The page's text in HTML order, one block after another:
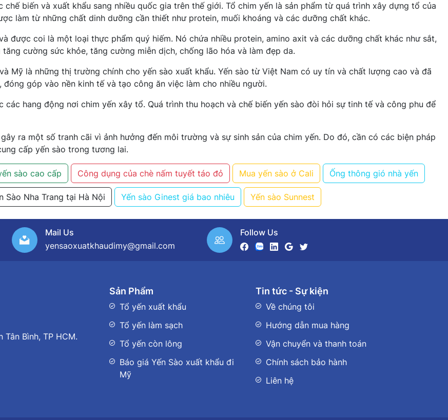
biến và xuất khẩu sang nhiều quốc gia trên thế giới. Tổ chim yến là sản phẩm từ quá trình xây dựng tổ của
làm từ những chất dinh dưỡng cần thiết như protein, muối khoáng và các dưỡng chất khác.
được coi là một loại thực phẩm quý hiếm. Nó chứa nhiều protein, amino axit và các dưỡng chất khác như sắt,
cường sức khỏe, tăng cường miễn dịch, chống lão hóa và làm đẹp da.
Mỹ là những thị trường chính cho yến sào xuất khẩu. Yến sào từ Việt Nam có uy tín và chất lượng cao và đã
góp vào nền kinh tế và tạo công ăn việc làm cho nhiều người.
hang động nơi chim yến xây tổ. Quá trình thu hoạch và chế biến yến sào đòi hỏi sự tinh tế và công phu để
ra một số tranh cãi vì ảnh hưởng đến môi trường và sự sinh sản của chim yến. Do đó, cần có các biện pháp
cấp yến sào trong tương lai.
sào cao cấp Công dụng của chè nấm tuyết táo đỏ Mua yến sào ở Cali Ống thông gió nhà yến
Sào Nha Trang tại Hà Nội Yến sào Ginest giá bao nhiêu Yến sào Sunnest
Mail Us
yensaoxuatkhaudimy@gmail.com
Follow Us
Tân Bình, TP HCM.
Sản Phẩm
Tổ yến xuất khẩu
Tổ yến làm sạch
Tổ yến còn lông
Báo giá Yến Sào xuất khẩu đi
Mỹ
Tin tức - Sự kiện
Về chúng tôi
Hướng dẫn mua hàng
Vận chuyển và thanh toán
Chính sách bảo hành
Liên hệ